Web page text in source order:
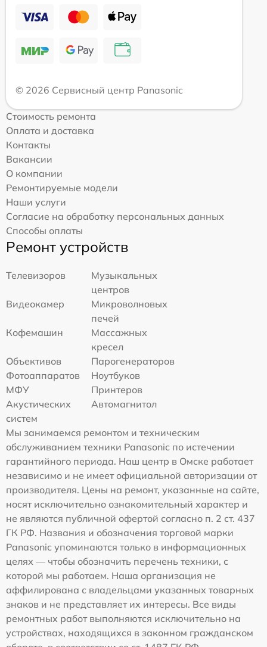
© 2026 Сервисный центр Panasonic
Стоимость ремонта
Оплата и доставка
Контакты
Вакансии
О компании
Ремонтируемые модели
Наши услуги
Согласие на обработку персональных данных
Способы оплаты
Ремонт устройств
Телевизоров
Музыкальных
центров
Видеокамер
Микроволновых
печей
Кофемашин
Массажных
кресел
Объективов
Парогенераторов
Фотоаппаратов
Ноутбуков
МФУ
Принтеров
Акустических
систем
Автомагнитол
Мы занимаемся ремонтом и техническим
обслуживанием техники Panasonic по истечении
гарантийного периода. Наш центр в Омске работает
независимо и не имеет официальной авторизации от
производителя. Цены на ремонт, указанные на сайте,
носят исключительно ознакомительный характер и
не являются публичной офертой согласно п. 2 ст. 437
ГК РФ. Названия и обозначения торговой марки
Panasonic упоминаются только в информационных
целях — чтобы обозначить перечень техники, с
которой мы работаем. Наша организация не
аффилирована с владельцами указанных товарных
знаков и не представляет их интересы. Все виды
ремонтных работ выполняются исключительно на
устройствах, находящихся в законном гражданском